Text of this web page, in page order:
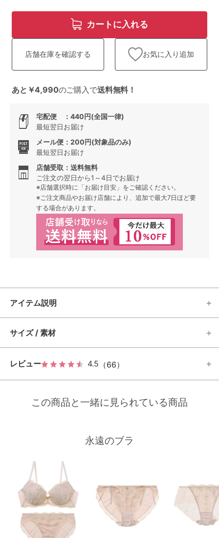
カートに入れる
店舗在庫を確認する お気に入り追加
あと￥4,990のご購入で送料無料！
宅配便 ：440円(全国一律)
最短翌日お届け
メール便：200円(対象品のみ)
最短翌日お届け
店舗受取：送料無料
ご注文の翌日から1～4日でお届け
※店舗選択時に「お届け目安」をご確認ください。
※ご注文商品やお届け店舗により、追加で最大7日ほど要
する場合があります。
アイテム説明
サイズ / 素材
レビュー 4.5 （66）
この商品と一緒に見られている商品
永遠のブラ